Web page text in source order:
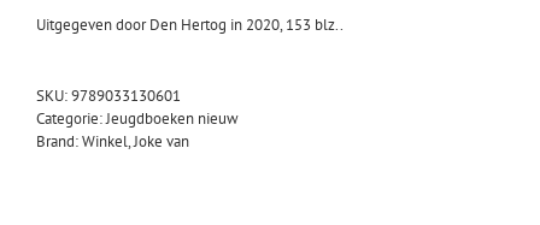
Uitgegeven door Den Hertog in 2020, 153 blz..
SKU:9789033130601
Categorie:Jeugdboeken nieuw
Brand:Winkel, Joke van